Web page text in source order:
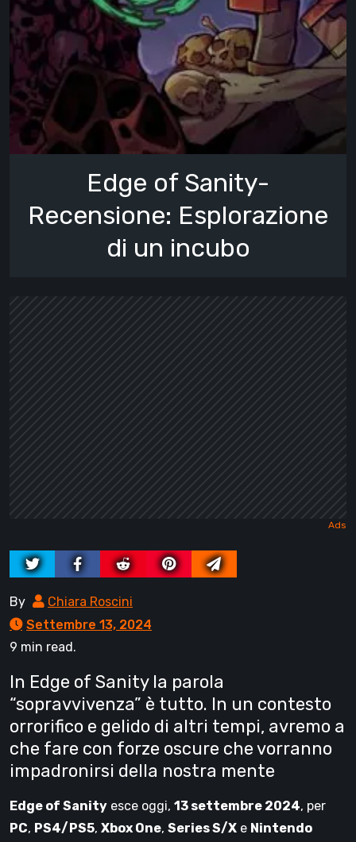
Edge of Sanity-
Recensione: Esplorazione
di un incubo
By
Chiara Roscini
Settembre 13, 2024
9 min read.
In Edge of Sanity la parola
“sopravvivenza” è tutto. In un contesto
orrorifico e gelido di altri tempi, avremo a
che fare con forze oscure che vorranno
impadronirsi della nostra mente
Edge of Sanity esce oggi, 13 settembre 2024, per
PC, PS4/PS5, Xbox One, Series S/X e Nintendo